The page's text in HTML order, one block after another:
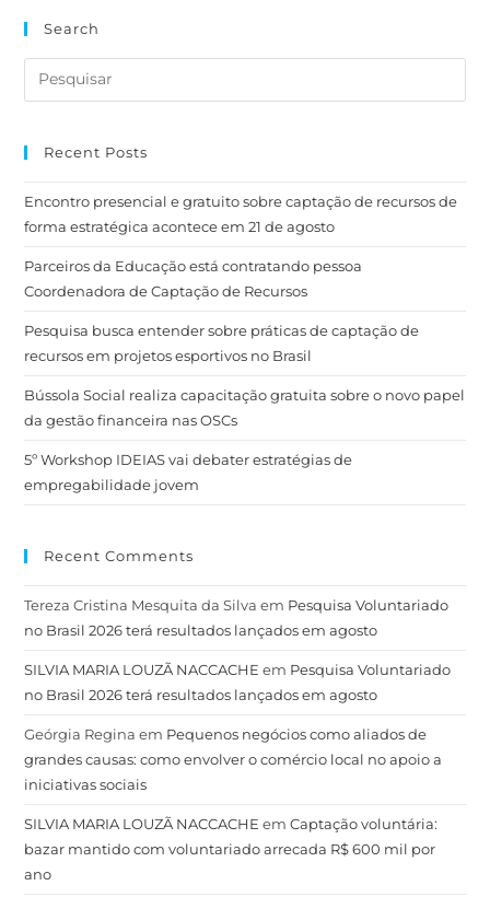
Search
Recent Posts
Encontro presencial e gratuito sobre captação de recursos de
forma estratégica acontece em 21 de agosto
Parceiros da Educação está contratando pessoa
Coordenadora de Captação de Recursos
Pesquisa busca entender sobre práticas de captação de
recursos em projetos esportivos no Brasil
Bússola Social realiza capacitação gratuita sobre o novo papel
da gestão financeira nas OSCs
5º Workshop IDEIAS vai debater estratégias de
empregabilidade jovem
Recent Comments
Tereza Cristina Mesquita da Silva em Pesquisa Voluntariado
no Brasil 2026 terá resultados lançados em agosto
SILVIA MARIA LOUZÃ NACCACHE em Pesquisa Voluntariado
no Brasil 2026 terá resultados lançados em agosto
Geórgia Regina em Pequenos negócios como aliados de
grandes causas: como envolver o comércio local no apoio a
iniciativas sociais
SILVIA MARIA LOUZÃ NACCACHE emCaptação voluntária:
bazar mantido com voluntariado arrecada R$ 600 mil por
ano